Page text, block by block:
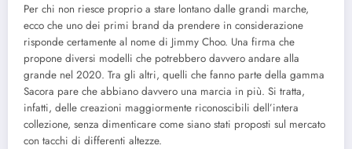
Per chi non riesce proprio a stare lontano dalle grandi marche,
ecco che uno dei primi brand da prendere in considerazione
risponde certamente al nome di Jimmy Choo. Una firma che
propone diversi modelli che potrebbero davvero andare alla
grande nel 2020. Tra gli altri, quelli che fanno parte della gamma
Sacora pare che abbiano davvero una marcia in più. Si tratta,
infatti, delle creazioni maggiormente riconoscibili dell’intera
collezione, senza dimenticare come siano stati proposti sul mercato
con tacchi di differenti altezze.